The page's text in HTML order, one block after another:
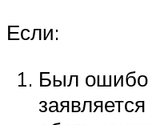
Если:
Был